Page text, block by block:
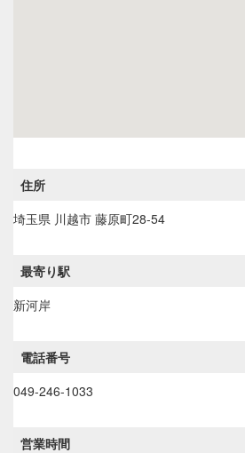
住所
埼玉県 川越市 藤原町28-54
最寄り駅
新河岸
電話番号
049-246-1033
営業時間